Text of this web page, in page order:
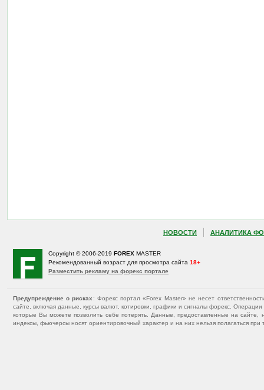
НОВОСТИ АНАЛИТИКА
Copyright © 2006-2019 FOREX MASTER
Рекомендованный возраст для просмотра сайта 18+
Разместить рекламу на форекс портале
Предупреждение о рисках : Форекс портал «Forex Master» не несет
сайте, включая данные, курсы валют, котировки, графики и сигналы форекс.
которые Вы можете позволить себе потерять. Данные, предоставленные на
индексы, фьючерсы носят ориентировочный характер и на них нельзя полагаться при